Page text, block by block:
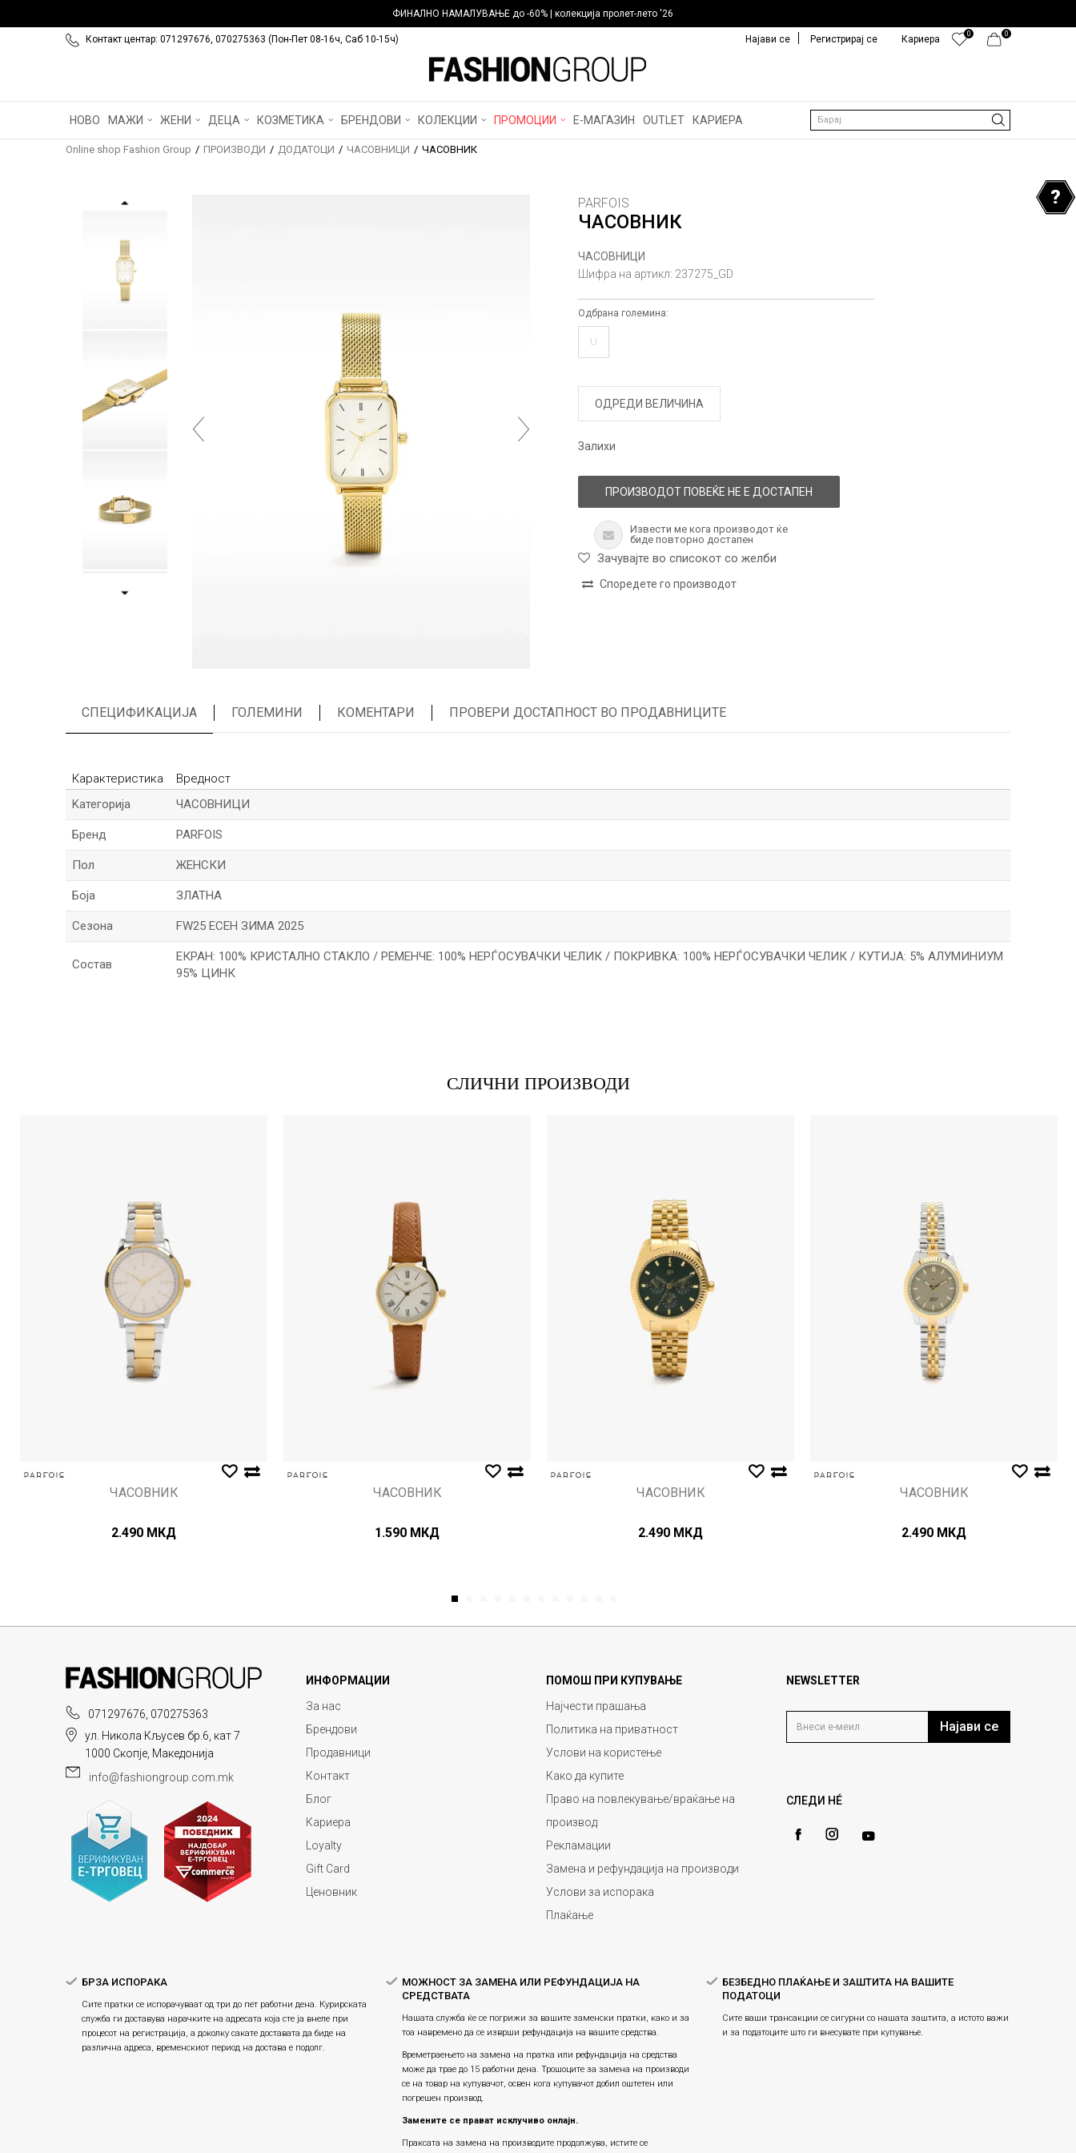
ФИНАЛНО НАМАЛУВАЊЕ до -60% | колекција пролет-лето '26
Контакт центар: 071297676, 070275363 (Пон-Пет 08-16ч, Саб 10-15ч) 0
0
Кариера
Најави се Регистрирај се
НОВО МАЖИ ЖЕНИ ДЕЦА КОЗМЕТИКА БРЕНДОВИ КОЛЕКЦИИ ПРОМОЦИИ Е-МАГАЗИН OUTLET КАРИЕРА Барај
Online shop Fashion Group ПРОИЗВОДИ ДОДАТОЦИ ЧАСОВНИЦИ ЧАСОВНИК
PARFOIS
ЧАСОВНИК
ЧАСОВНИЦИ
Шифра на артикл: 237275_GD
Одбрана големина:
U
ОДРЕДИ ВЕЛИЧИНА
Залихи
ПРОИЗВОДОТ ПОВЕЌЕ НЕ Е ДОСТАПЕН
Извести ме кога производот ќе
биде повторно достапен
Зачувајте во списокот со желби
Споредете го производот
СПЕЦИФИКАЦИЈА ГОЛЕМИНИ КОМЕНТАРИ ПРОВЕРИ ДОСТАПНОСТ ВО ПРОДАВНИЦИТЕ
Карактеристика
Вредност
Kатегорија
ЧАСОВНИЦИ
Бренд PARFOIS
Пол ЖЕНСКИ
Боја ЗЛАТНА
Сезона FW25 ЕСЕН ЗИМА 2025
Состав
ЕКРАН: 100% КРИСТАЛНО СТАКЛО / РЕМЕНЧЕ: 100% НЕРЃОСУВАЧКИ ЧЕЛИК / ПОКРИВКА: 100% НЕРЃОСУВАЧКИ ЧЕЛИК / КУТИЈА: 5% АЛУМИНИУМ
95% ЦИНК
Анти спам заштита - пресметајте колку е 9 - 4 :
ИСПРАТИ
СЛИЧНИ ПРОИЗВОДИ
ЧАСОВНИК
2.490 МКД
ЧАСОВНИК
1.590 МКД
ЧАСОВНИК
2.490 МКД
ЧАСОВНИК
2.490 МКД
1
071297676, 070275363
ул. Никола Кљусев бр.6, кат 7
1000 Скопје, Македонија
info@fashiongroup.com.mk
ИНФОРМАЦИИ
За нас
Брендови
Продавници
Контакт
Блог
Кариера
Loyalty
Gift Card
Ценовник
ПОМОШ ПРИ КУПУВАЊЕ
Најчести прашања
Политика на приватност
Услови на користење
Како да купите
Право на повлекување/враќање на
производ
Рекламации
Замена и рефундација на производи
Услови за испорака
Плаќање
NEWSLETTER
Најави се
СЛЕДИ НÉ
БРЗА ИСПОРАКА
Сите пратки се испорачуваат од три до пет работни дена. Курирската
служба ги доставува нарачките на адресата која сте ја внеле при
процесот на регистрација, а доколку сакате доставата да биде на
различна адреса, временскиот период на достава е подолг.
МОЖНОСТ ЗА ЗАМЕНА ИЛИ РЕФУНДАЦИЈА НА
СРЕДСТВАТА
Нашата служба ќе се погрижи за вашите заменски пратки, како и за
тоа навремено да се изврши рефундација на вашите средства.
Времетраењето на замена на пратка или рефундацијa на средства
може да трае до 15 работни дена. Трошоците за замена на производи
се на товар на купувачот, освен кога купувачот добил оштетен или
погрешен производ.
Замените се прават исклучиво онлајн.
Праксата на замена на производите продолжува, истите се
БЕЗБЕДНО ПЛАЌАЊЕ И ЗАШТИТА НА ВАШИТЕ
ПОДАТОЦИ
Сите ваши трансакции се сигурни со нашата заштита, а истото важи
и за податоците што ги внесувате при купување.